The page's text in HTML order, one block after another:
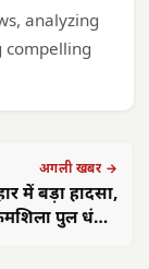
analyzing
compelling
अगली खबर →
में बड़ा हादसा,
पुल धंसा;